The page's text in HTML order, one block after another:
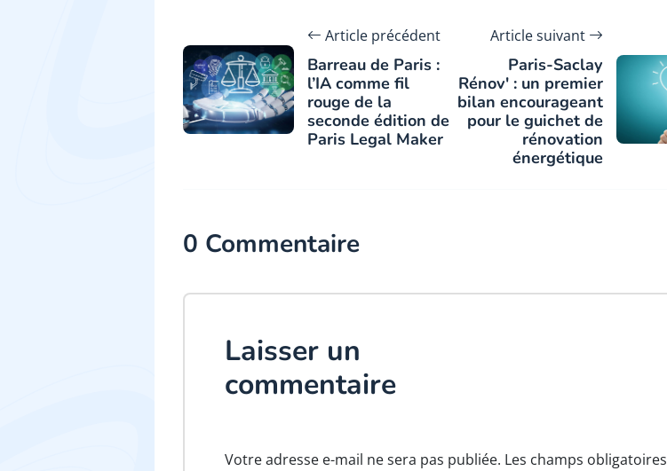
Article précédent
Barreau de Paris :
l’IA comme fil
rouge de la
seconde édition de
Paris Legal Maker
Article suivant
Paris-Saclay
Rénov' : un premier
bilan encourageant
pour le guichet de
rénovation
énergétique
0 Commentaire
Laisser un
commentaire
Votre adresse e-mail ne sera pas publiée. Les champs obligatoires